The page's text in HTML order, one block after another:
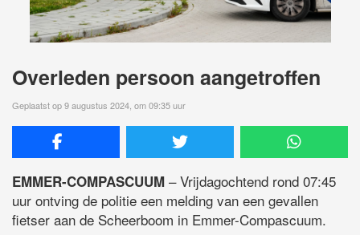
Overleden persoon aangetroffen
Geplaatst op 9 augustus 2024, om 09:35 uur
EMMER-COMPASCUUM – Vrijdagochtend rond 07:45
uur ontving de politie een melding van een gevallen
fietser aan de Scheerboom in Emmer-Compascuum.